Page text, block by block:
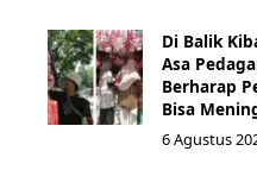
Di Balik
Asa
Berharap
Bisa
6 Agustus